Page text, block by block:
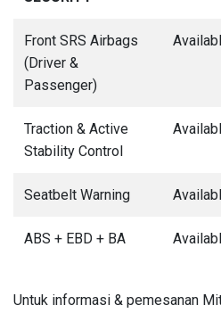
Front SRS Airbags
(Driver &
Passenger)
Traction & Active
Stability Control
Seatbelt Warning
ABS + EBD + BA
Untuk informasi & pemesanan